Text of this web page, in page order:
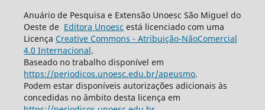
Anuário de Pesquisa e Extensão Unoesc São Miguel do
Oeste de Editora Unoesc está licenciado com uma
Licença Creative Commons - Atribuição-NãoComercial
4.0 Internacional.
Baseado no trabalho disponível em
https://periodicos.unoesc.edu.br/apeusmo.
Podem estar disponíveis autorizações adicionais às
concedidas no âmbito desta licença em